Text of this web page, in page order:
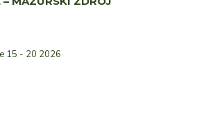
15 - 20 2026